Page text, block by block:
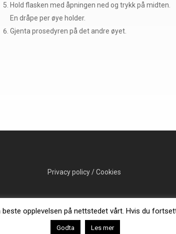
Hold flasken med åpningen ned og trykk på midten.
En dråpe per øye holder.
Gjenta prosedyren på det andre øyet.
Privacy policy/Cookies
opplevelsen på nettstedet vårt. Hvis du
Godta Les mer